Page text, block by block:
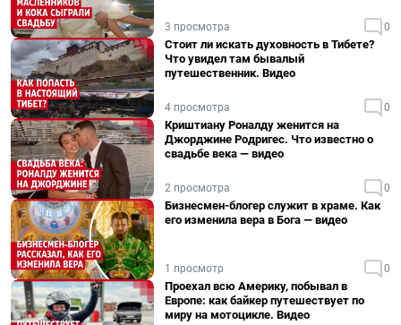
3 просмотра 0
Стоит ли искать духовность в Тибете?
Что увидел там бывалый
путешественник. Видео
4 просмотра 0
Криштиану Роналду женится на
Джорджине Родригес. Что известно о
свадьбе века — видео
2 просмотра 0
Бизнесмен-блогер служит в храме. Как
его изменила вера в Бога — видео
1 просмотр 0
Проехал всю Америку, побывал в
Европе: как байкер путешествует по
миру на мотоцикле. Видео